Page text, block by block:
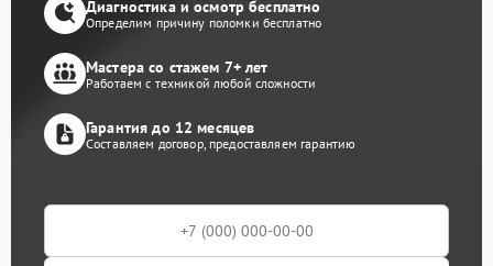
Диагностика и осмотр бесплатно
Определим причину поломки бесплатно
Мастера со стажем 7+ лет
Работаем с техникой любой сложности
Гарантия до 12 месяцев
Составляем договор, предоставляем гарантию